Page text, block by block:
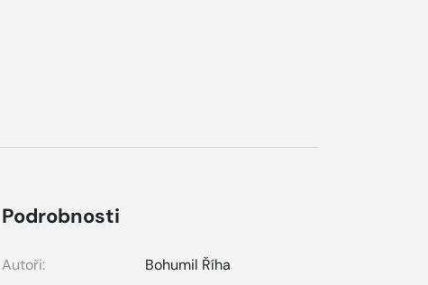
Podrobnosti
Autoři:
Bohumil Říha